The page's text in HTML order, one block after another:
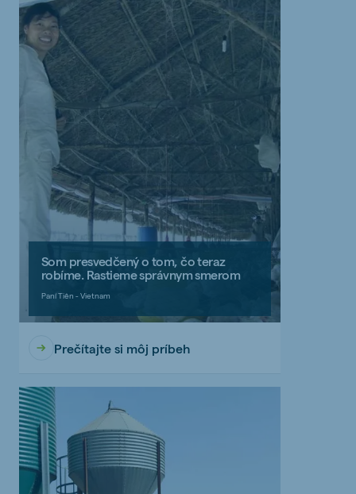
Som presvedčený o tom, čo teraz
robíme. Rastieme správnym smerom
Paní Tiên - Vietnam
Prečítajte si môj príbeh